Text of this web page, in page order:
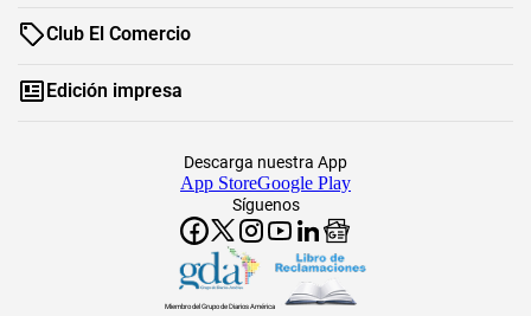
Club El Comercio
Edición impresa
Síguenos
Descarga nuestra App
App StoreGoogle Play
Miembro del Grupo de Diarios América